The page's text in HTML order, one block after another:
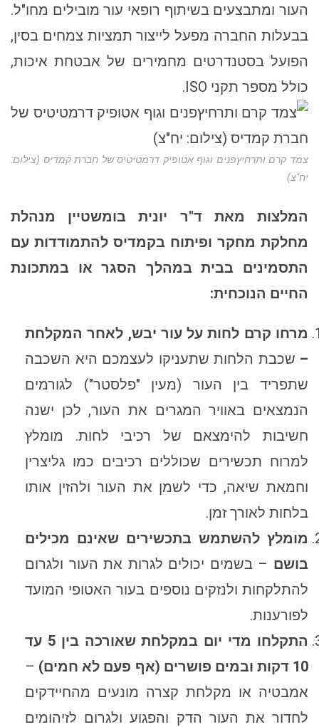
העור ומתבצעים בשיתוף רופאי עור מובילים מחו"ל.
בבעלות החברה מפעל לייצור תמציות צמחים בסין,
הפועל בסטנדרטים מחמירים של אבטחת איכות,
כולל מספר תקני ISO.
צמד קרם ותרחיץפנים וגוף אטופיק דרמטיטיס של חברת קמדיס (צילום:
יח"צ)
המלצות מאת ד"ר יונית בומשטיין מנהלת
מחלקת מחקר ופיתוח בקמדיס להתמודדות עם
התסמינים בבית במהלך הסגר או במתכונת
החיים הנוכחית:
מרחו קרם לחות על עור יבש, לאחר המקלחת
– שכבת הלחות שתעניקו לעצמכם היא השכבה
שתפריד בין העור (מעין "פלסטר") לגורמים
הנמצאים באוויר המגרים את העור, לכן ישנה
חשיבות להימצאם של רכיבי לחות. מומלץ
למרוח תכשירים שכוללים רכיבים כמו גליצרין
וחמאת שיאה, כדי לשמן את העור ולהזין אותו
בלחות לאורך זמן.
מומלץ להשתמש בתכשירים שאינם מכילים
בושם – בשמים יכולים לגרות את העור ולגרום
להתלקחות ולנזקים נוספים בעור האטופי המועד
לפורענות.
התקלחו מדי יום במקלחת שאורכה בין 5 עד
10 דקות ובמים פושרים (אף פעם לא חמים)
–
אמבטיה או מקלחת קצרה מונעים מהחיידקים
לחדור את העור הדק והפגוע ולגרום לזיהומים